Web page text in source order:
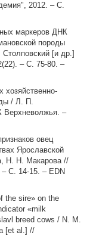
2012. – С.
маркеров ДНК
породы
[и др.]
– С. 75-80. –
хозяйственно-
/ Л. П.
Верхневолжья. –
овец
Ярославской
Н. Н. Макарова //
С. 14-15. – EDN
the sire» on the
«milk
breed cows / N. M.
[et al.] //